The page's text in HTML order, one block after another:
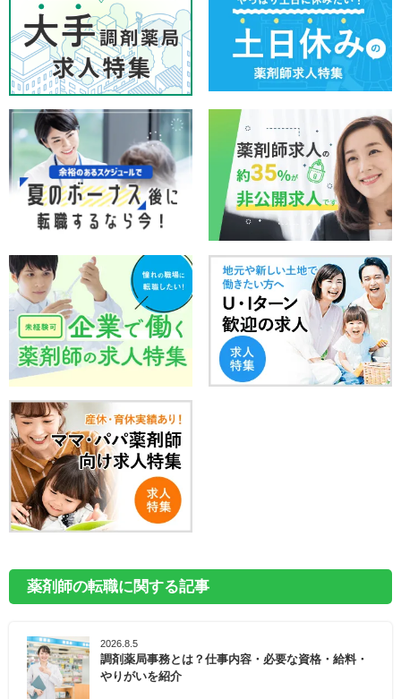
薬剤師の転職に関する記事
2026.8.5
調剤薬局事務とは？仕事内容・必要な資格・給料・
やりがいを紹介